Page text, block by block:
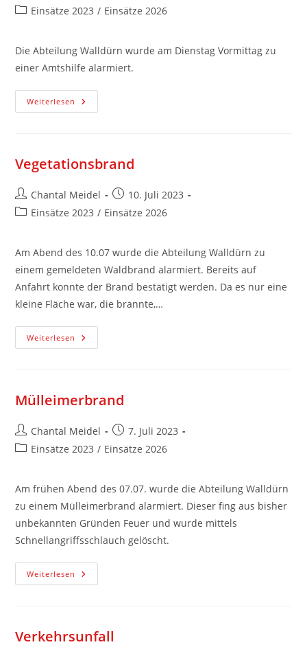
Einsätze 2023 / Einsätze 2026
Die Abteilung Walldürn wurde am Dienstag Vormittag zu
einer Amtshilfe alarmiert.
Weiterlesen
Vegetationsbrand
Chantal Meidel
10. Juli 2023
Einsätze 2023 / Einsätze 2026
Am Abend des 10.07 wurde die Abteilung Walldürn zu
einem gemeldeten Waldbrand alarmiert. Bereits auf
Anfahrt konnte der Brand bestätigt werden. Da es nur eine
kleine Fläche war, die brannte,…
Weiterlesen
Mülleimerbrand
Chantal Meidel
7. Juli 2023
Einsätze 2023 / Einsätze 2026
Am frühen Abend des 07.07. wurde die Abteilung Walldürn
zu einem Mülleimerbrand alarmiert. Dieser fing aus bisher
unbekannten Gründen Feuer und wurde mittels
Schnellangriffsschlauch gelöscht.
Weiterlesen
Verkehrsunfall